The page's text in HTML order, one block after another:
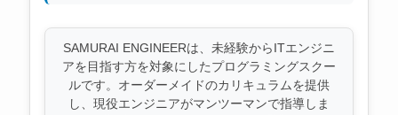
SAMURAI ENGINEERは、未経験からITエンジニ
アを目指す方を対象にしたプログラミングスクー
ルです。オーダーメイドのカリキュラムを提供
し、現役エンジニアがマンツーマンで指導しま